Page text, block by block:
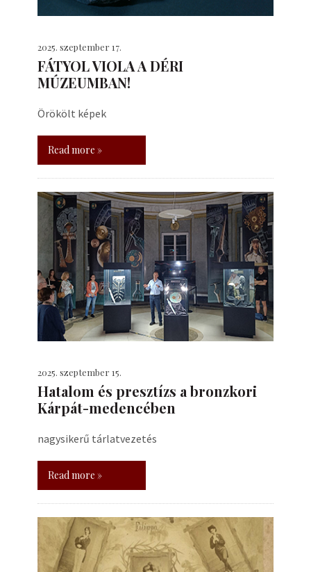
2025. szeptember 17.
FÁTYOL VIOLA A DÉRI
MÚZEUMBAN!
Örökölt képek
Read more »
2025. szeptember 15.
Hatalom és presztízs a bronzkori
Kárpát-medencében
nagysikerű tárlatvezetés
Read more »